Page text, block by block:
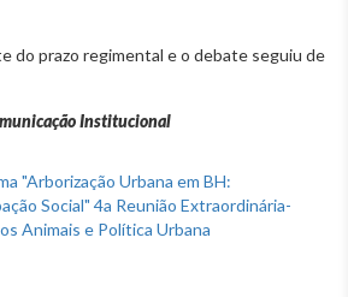
do prazo regimental e o debate seguiu de
Institucional